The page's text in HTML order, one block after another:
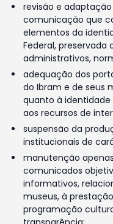
revisão e
comunicação que
elementos da
Federal,
administrativos,
adequação dos
do Ibram e de seus
quanto à identidade
aos recursos de
suspensão da
institucionais de
manutenção
comunicados
informativos,
museus, à
programação